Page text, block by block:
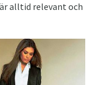
alltid relevant och